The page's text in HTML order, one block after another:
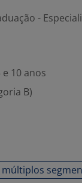
-
10 anos
B)